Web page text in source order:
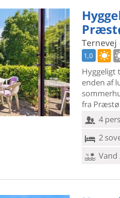
Ternevej
1,0
Hyggeligt
enden af
fra Præstø
4
2
Vand